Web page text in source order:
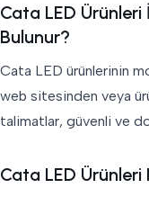
Cata LED
Bulunur?
Cata LED ürünlerinin
web sitesinden veya
talimatlar, güvenli ve
Cata LED Ürünleri